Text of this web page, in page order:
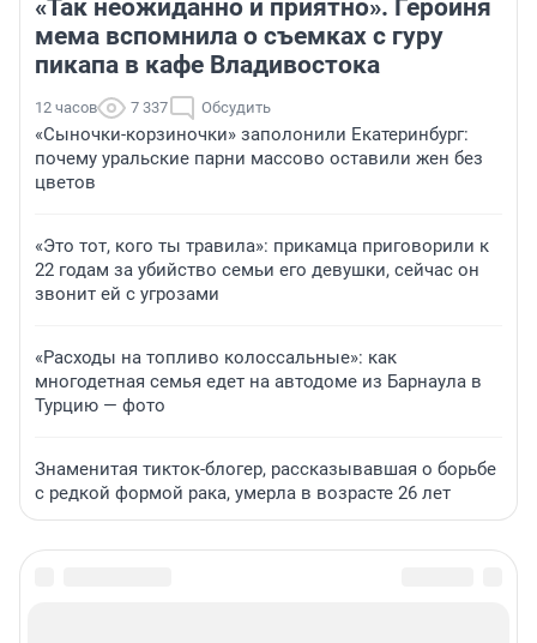
«Так неожиданно и приятно». Героиня
мема вспомнила о съемках с гуру
пикапа в кафе Владивостока
12 часов 7 337 Обсудить
«Сыночки-корзиночки» заполонили Екатеринбург:
почему уральские парни массово оставили жен без
цветов
«Это тот, кого ты травила»: прикамца приговорили к
22 годам за убийство семьи его девушки, сейчас он
звонит ей с угрозами
«Расходы на топливо колоссальные»: как
многодетная семья едет на автодоме из Барнаула в
Турцию — фото
Знаменитая тикток-блогер, рассказывавшая о борьбе
с редкой формой рака, умерла в возрасте 26 лет